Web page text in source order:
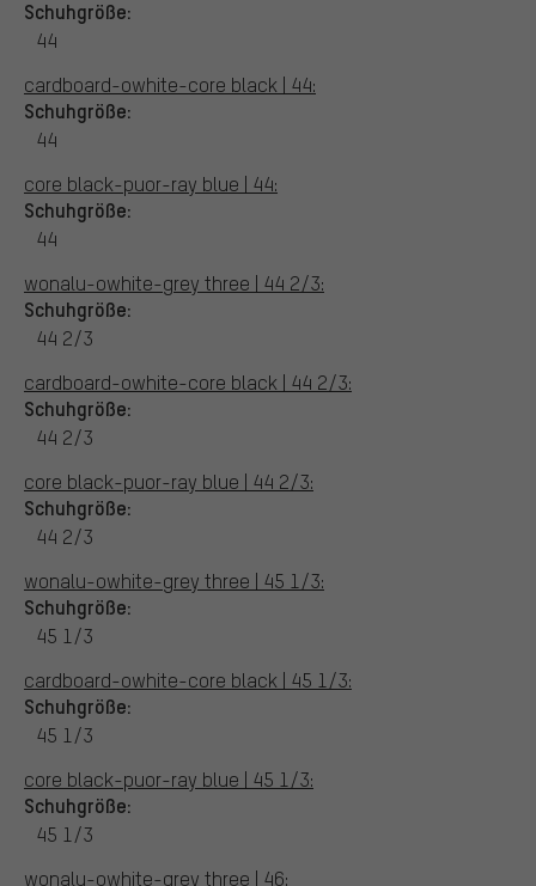
Schuhgröße:
44
cardboard-owhite-core black | 44:
Schuhgröße:
44
core black-puor-ray blue | 44:
Schuhgröße:
44
wonalu-owhite-grey three | 44 2/3:
Schuhgröße:
44 2/3
cardboard-owhite-core black | 44 2/3:
Schuhgröße:
44 2/3
core black-puor-ray blue | 44 2/3:
Schuhgröße:
44 2/3
wonalu-owhite-grey three | 45 1/3:
Schuhgröße:
45 1/3
cardboard-owhite-core black | 45 1/3:
Schuhgröße:
45 1/3
core black-puor-ray blue | 45 1/3:
Schuhgröße:
45 1/3
wonalu-owhite-grey three | 46: